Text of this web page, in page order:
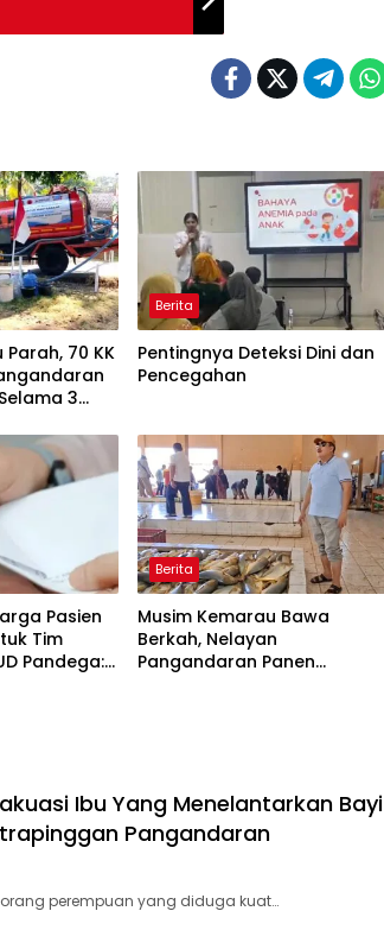
70 KK
3
Berita
Pentingnya Deteksi Dini dan
Pencegahan
Pasien
Tim
Pandega:
Berita
Musim Kemarau Bawa
Berkah, Nelayan
Pangandaran Panen
Ibu Yang Menelantarkan Bayi
Pangandaran
perempuan yang diduga kuat…